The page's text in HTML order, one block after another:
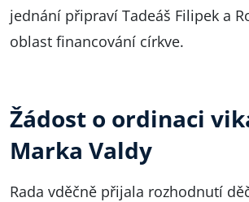
jednání připraví Tadeáš Filipek a
oblast financování církve.
Žádost o ordinaci
Marka Valdy
Rada vděčně přijala rozhodnutí